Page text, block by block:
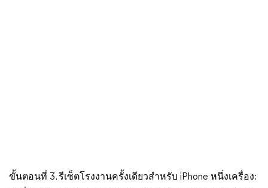
ขั้นตอนที่ 3. รีเซ็ตโรงงานครั้งเดียวสำหรับ iPhone หนึ่งเครื่อง: